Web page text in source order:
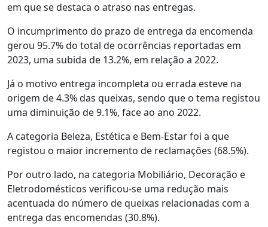
em que se destaca o atraso nas entregas.
O incumprimento do prazo de entrega da encomenda
gerou 95.7% do total de ocorrências reportadas em
2023, uma subida de 13.2%, em relação a 2022.
Já o motivo entrega incompleta ou errada esteve na
origem de 4.3% das queixas, sendo que o tema registou
uma diminuição de 9.1%, face ao ano 2022.
A categoria Beleza, Estética e Bem-Estar foi a que
registou o maior incremento de reclamações (68.5%).
Por outro lado, na categoria Mobiliário, Decoração e
Eletrodomésticos verificou-se uma redução mais
acentuada do número de queixas relacionadas com a
entrega das encomendas (30.8%).